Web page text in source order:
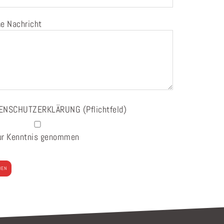
Nachricht
(Pflichtfeld)
Kenntnis genommen